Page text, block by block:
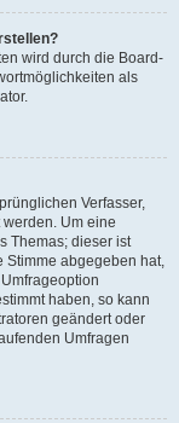
wird durch die Board-
als
Verfasser,
Um eine
Themas; dieser ist
Stimme abgegeben hat,
haben, so kann
geändert oder
Umfragen